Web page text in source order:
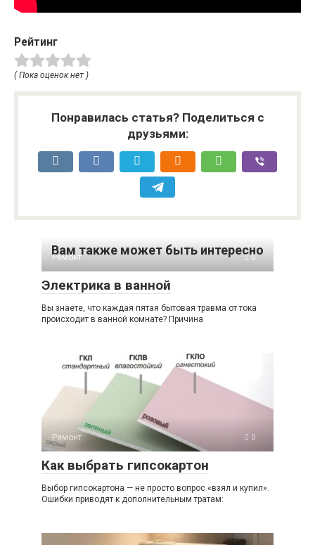
Рейтинг
( Пока оценок нет )
Понравилась статья? Поделиться с
друзьями:
Вам также может быть интересно
Ремонт 0
Электрика в ванной
Вы знаете, что каждая пятая бытовая травма от тока
происходит в ванной комнате? Причина
Ремонт 0
Как выбрать гипсокартон
Выбор гипсокартона — не просто вопрос «взял и купил».
Ошибки приводят к дополнительным тратам: